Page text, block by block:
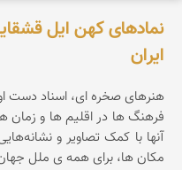
نمادهای کهن ایل
ایران
هنرهای صخره ای، اسناد دست
فرهنگ ها در اقلیم ها و
آنها با کمک تصاویر و
مکان ها، برای همه ی ملل